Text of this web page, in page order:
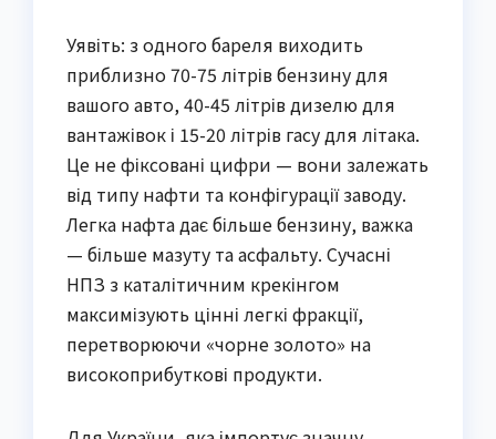
Уявіть: з одного бареля виходить
приблизно 70-75 літрів бензину для
вашого авто, 40-45 літрів дизелю для
вантажівок і 15-20 літрів гасу для літака.
Це не фіксовані цифри — вони залежать
від типу нафти та конфігурації заводу.
Легка нафта дає більше бензину, важка
— більше мазуту та асфальту. Сучасні
НПЗ з каталітичним крекінгом
максимізують цінні легкі фракції,
перетворюючи «чорне золото» на
високоприбуткові продукти.